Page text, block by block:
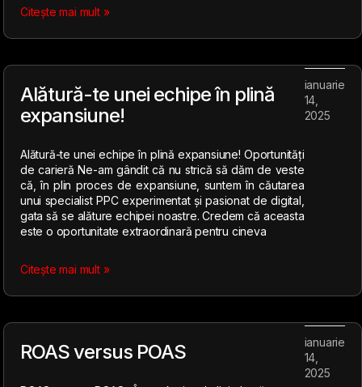
Citește mai mult »
Alătură-te unei echipe în plină
expansiune!
Alătură-te unei echipe în plină expansiune! Oportunități
de carieră Ne-am gândit că nu strică să dăm de veste
că, în plin proces de expansiune, suntem în căutarea
unui specialist PPC experimentat și pasionat de digital,
gata să se alăture echipei noastre. Credem că aceasta
este o oportunitate extraordinară pentru cineva
Citește mai mult »
ianuarie
14,
2025
ROAS versus POAS
ianuarie
14,
2025